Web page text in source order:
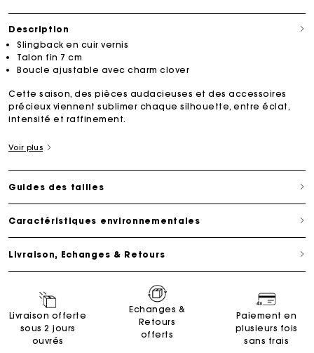
Description
Slingback en cuir vernis
Talon fin 7 cm
Boucle ajustable avec charm clover
Cette saison, des pièces audacieuses et des accessoires
précieux viennent sublimer chaque silhouette, entre éclat,
intensité et raffinement.
Voir plus
Guides des tailles
Caractéristiques environnementales
Livraison, Echanges & Retours
Livraison offerte
sous 2 jours
ouvrés
Echanges &
Retours
offerts
Paiement en
plusieurs fois
sans frais